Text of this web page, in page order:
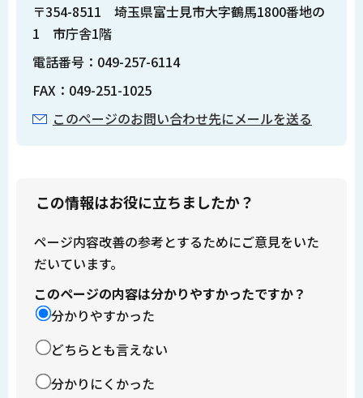
〒354-8511 埼玉県富士見市大字鶴馬1800番地の
1 市庁舎1階
電話番号：049-257-6114
FAX：049-251-1025
このページのお問い合わせ先にメールを送る
この情報はお役に立ちましたか？
ページ内容改善の参考とするためにご意見をいた
だいています。
このページの内容は分かりやすかったですか？
分かりやすかった
どちらとも言えない
分かりにくかった